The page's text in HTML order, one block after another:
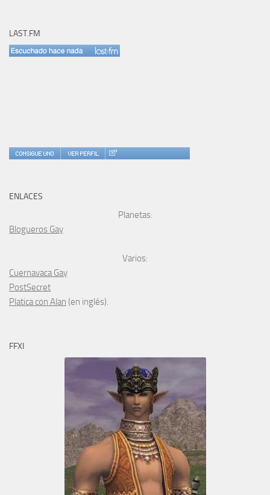
LAST.FM
ENLACES
Planetas:
Blogueros Gay
Varios:
Cuernavaca Gay
PostSecret
Platica con Alan (en inglés).
FFXI